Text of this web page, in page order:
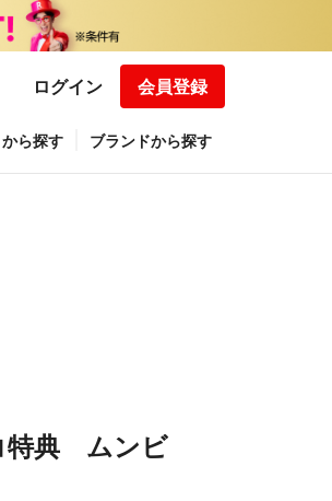
ログイン 会員登録
ら探す ブランドから探す
特典 ムンビ